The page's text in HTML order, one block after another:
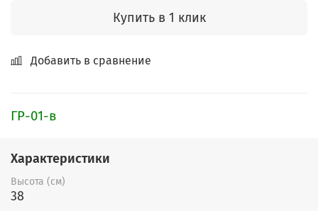
Купить в 1 клик
Добавить в сравнение
ГР-01-в
Характеристики
Высота (см)
38